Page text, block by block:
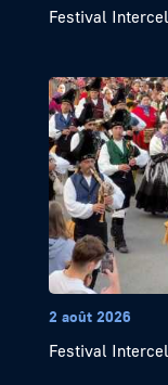
Festival
2 août 2026
Festival